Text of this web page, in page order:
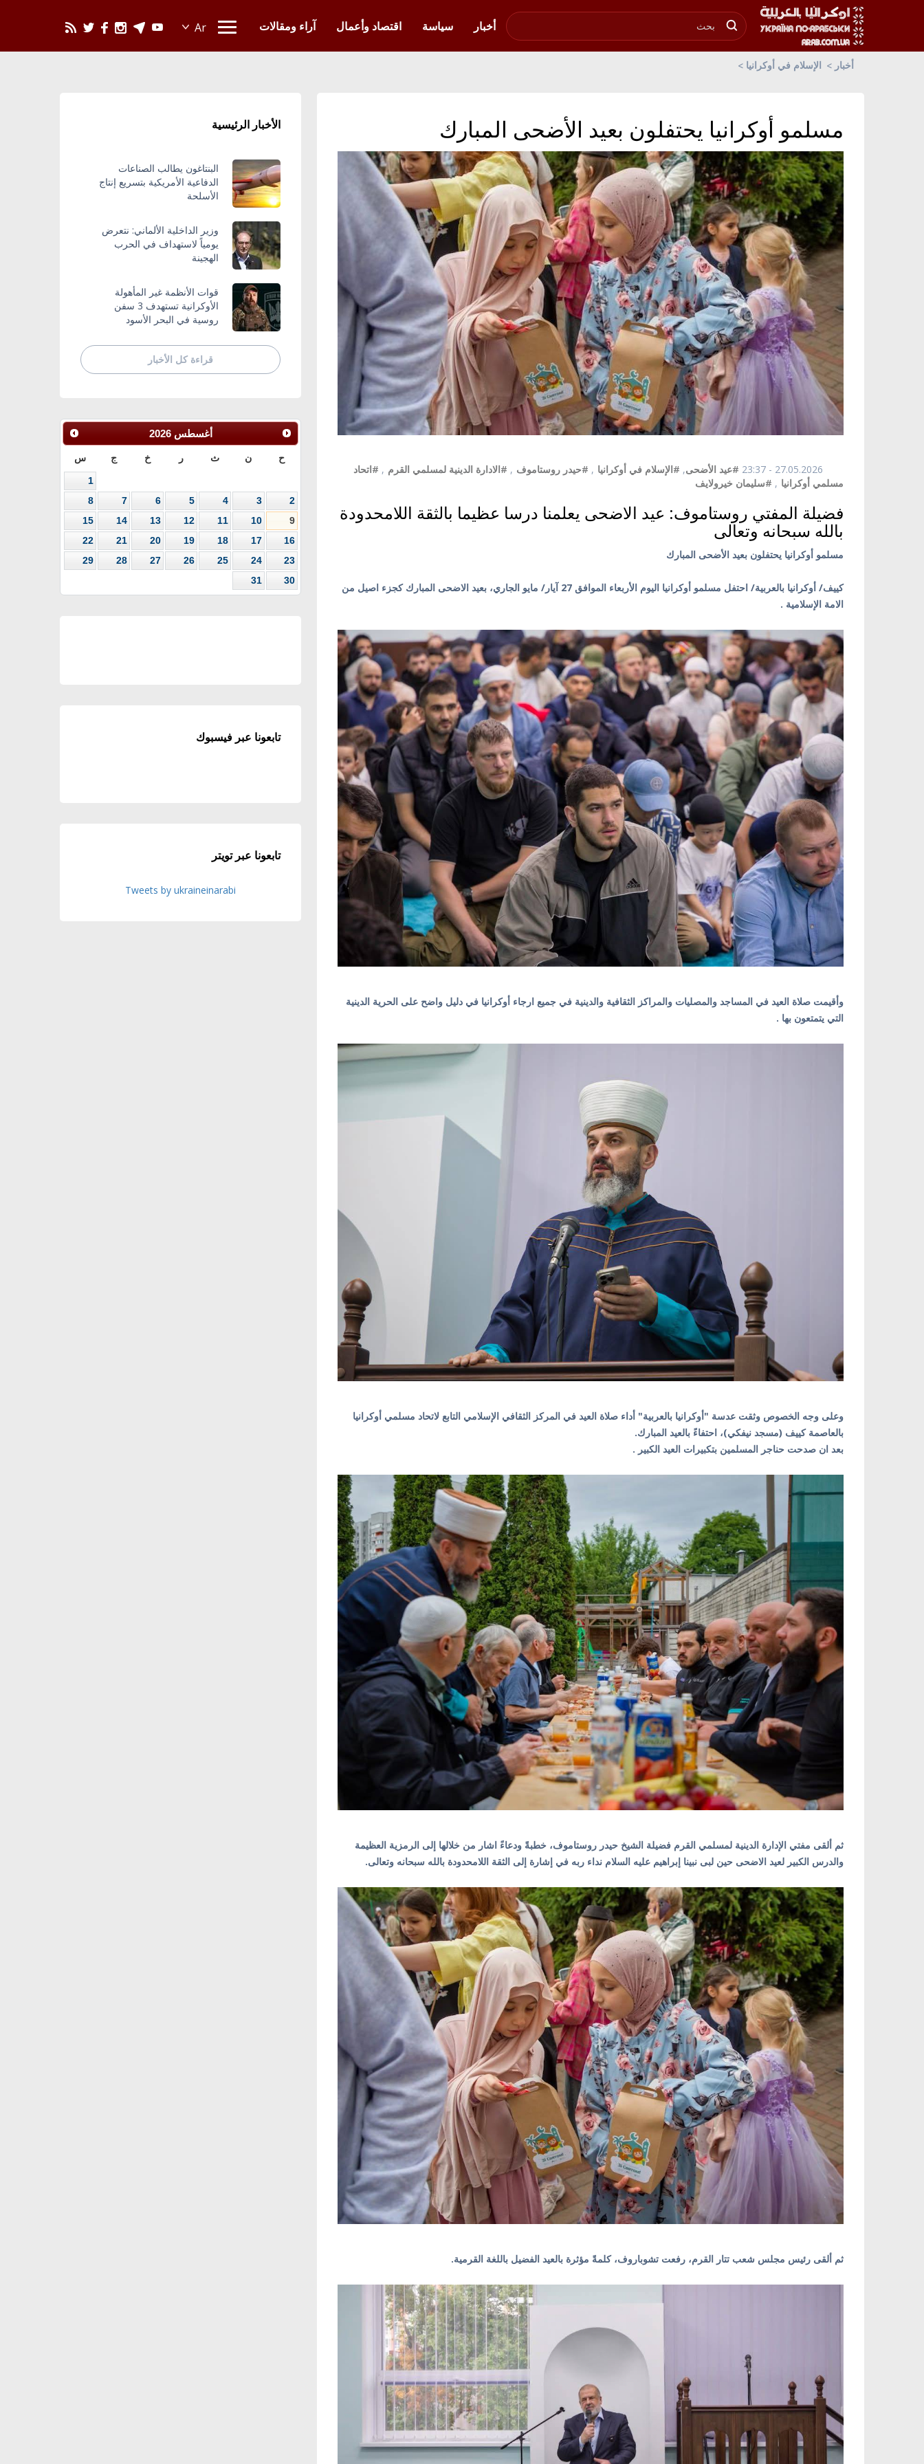
أخبار
سياسة اقتصاد وأعمال آراء ومقالات
أخبار الإسلام في أوكرانيا
مسلمو أوكرانيا يحتفلون بعيد الأضحى المبارك
27.05.2026 - 23:37 #عيد الأضحى, #الإسلام في أوكرانيا , #حيدر روستاموف , #الادارة الدينية لمسلمي القرم , #اتحاد
مسلمي أوكرانيا , #سليمان خيرولايف
فضيلة المفتي روستاموف: عيد الاضحى يعلمنا درسا عظيما بالثقة اللامحدودة
بالله سبحانه وتعالى
مسلمو أوكرانيا يحتفلون بعيد الأضحى المبارك
كييف/ أوكرانيا بالعربية/ احتفل مسلمو أوكرانيا اليوم الأربعاء الموافق 27 آيار/ مايو الجاري، بعيد الاضحى المبارك كجزء اصيل من
الامة الإسلامية .
وأقيمت صلاة العيد في المساجد والمصليات والمراكز الثقافية والدينية في جميع ارجاء أوكرانيا في دليل واضح على الحرية الدينية
التي يتمتعون بها .
وعلى وجه الخصوص وثقت عدسة "أوكرانيا بالعربية" أداء صلاة العيد في المركز الثقافي الإسلامي التابع لاتحاد مسلمي أوكرانيا
بالعاصمة كييف (مسجد نيفكي)، احتفاءً بالعيد المبارك.
بعد ان صدحت حناجر المسلمين بتكبيرات العيد الكبير .
ثم ألقى مفتي الإدارة الدينية لمسلمي القرم فضيلة الشيخ حيدر روستاموف، خطبةً ودعاءً اشار من خلالها إلى الرمزية العظيمة
والدرس الكبير لعيد الاضحى حين لبى نبينا إبراهيم عليه السلام نداء ربه في إشارة إلى الثقة اللامحدودة بالله سبحانه وتعالى.
ثم ألقى رئيس مجلس شعب تتار القرم، رفعت تشوباروف، كلمةً مؤثرة بالعيد الفضيل باللغة القرمية.
الأخبار الرئيسية
البنتاغون يطالب الصناعات
الدفاعية الأمريكية بتسريع إنتاج
الأسلحة
وزير الداخلية الألماني: نتعرض
يومياً لاستهداف في الحرب
الهجينة
قوات الأنظمة غير المأهولة
الأوكرانية تستهدف 3 سفن
روسية في البحر الأسود
قراءة كل الأخبار
أغسطس 2026
ح ن ث ر خ ج س
1
2
3
4
5
6
7
8
9
10
11
12
13
14
15
16
17
18
19
20
21
22
23
24
25
26
27
28
29
30
31
تابعونا عبر فيسبوك
تابعونا عبر تويتر
Tweets by ukraineinarabi